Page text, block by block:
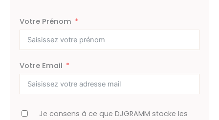
Votre Prénom
Votre Email
Je consens à ce que DJGRAMM stocke les